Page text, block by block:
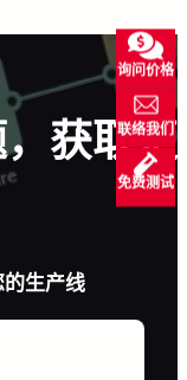
询问价格
联络我们
免费测试
获取更
生产线